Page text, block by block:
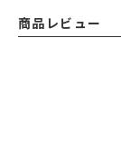
商品レビュー